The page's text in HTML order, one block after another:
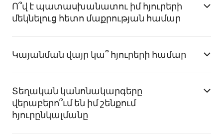
Ո՞վ է պատասխանատու իմ հյուրերի
մեկնելուց հետո մաքրության համար
Կայանման վայր կա՞ հյուրերի համար
Տեղական կանոնակարգերը
վերաբերո՞ւմ են իմ շենքում
հյուրընկալմանը